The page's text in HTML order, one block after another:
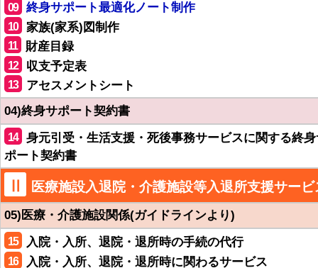
09 終身サポート最適化ノート制作
10 家族(家系)図制作
11 財産目録
12 収支予定表
13
アセスメントシート
04)終身サポート契約書
14
身元引受・生活支援・死後事務サービスに関する終
ポート契約書
Ⅱ 医療施設入退院・介護施設等入退所支援サービ
05)医療・介護施設関係(ガイドラインより)
15 入院・入所、退院・退所時の手続の代行
16 入院・入所、退院・退所時に関わるサービス